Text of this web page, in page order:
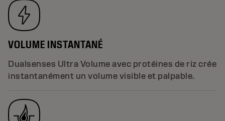
VOLUME INSTANTANÉ
Dualsenses Ultra Volume avec protéines de riz crée
instantanément un volume visible et palpable.